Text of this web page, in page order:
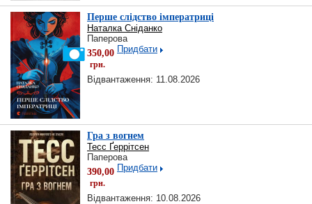
Перше слідство імператриці
Наталка Сніданко
Паперова
350,00
грн.
Придбати
Відвантаження: 11.08.2026
Гра з вогнем
Тесс Ґеррітсен
Паперова
390,00
грн.
Придбати
Відвантаження: 10.08.2026